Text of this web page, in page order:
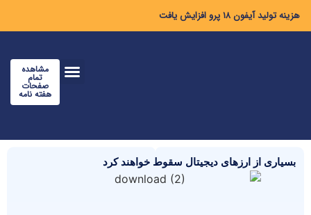
هزینه تولید آیفون ۱۸ پرو افزایش یافت
مشاهده
تمام
صفحات
هفته نامه
بسیاری از ارز‌های دیجیتال سقوط خواهند کرد